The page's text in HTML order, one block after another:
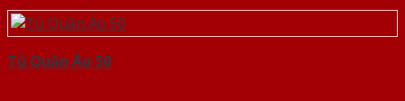
Tủ Quần Áo 50